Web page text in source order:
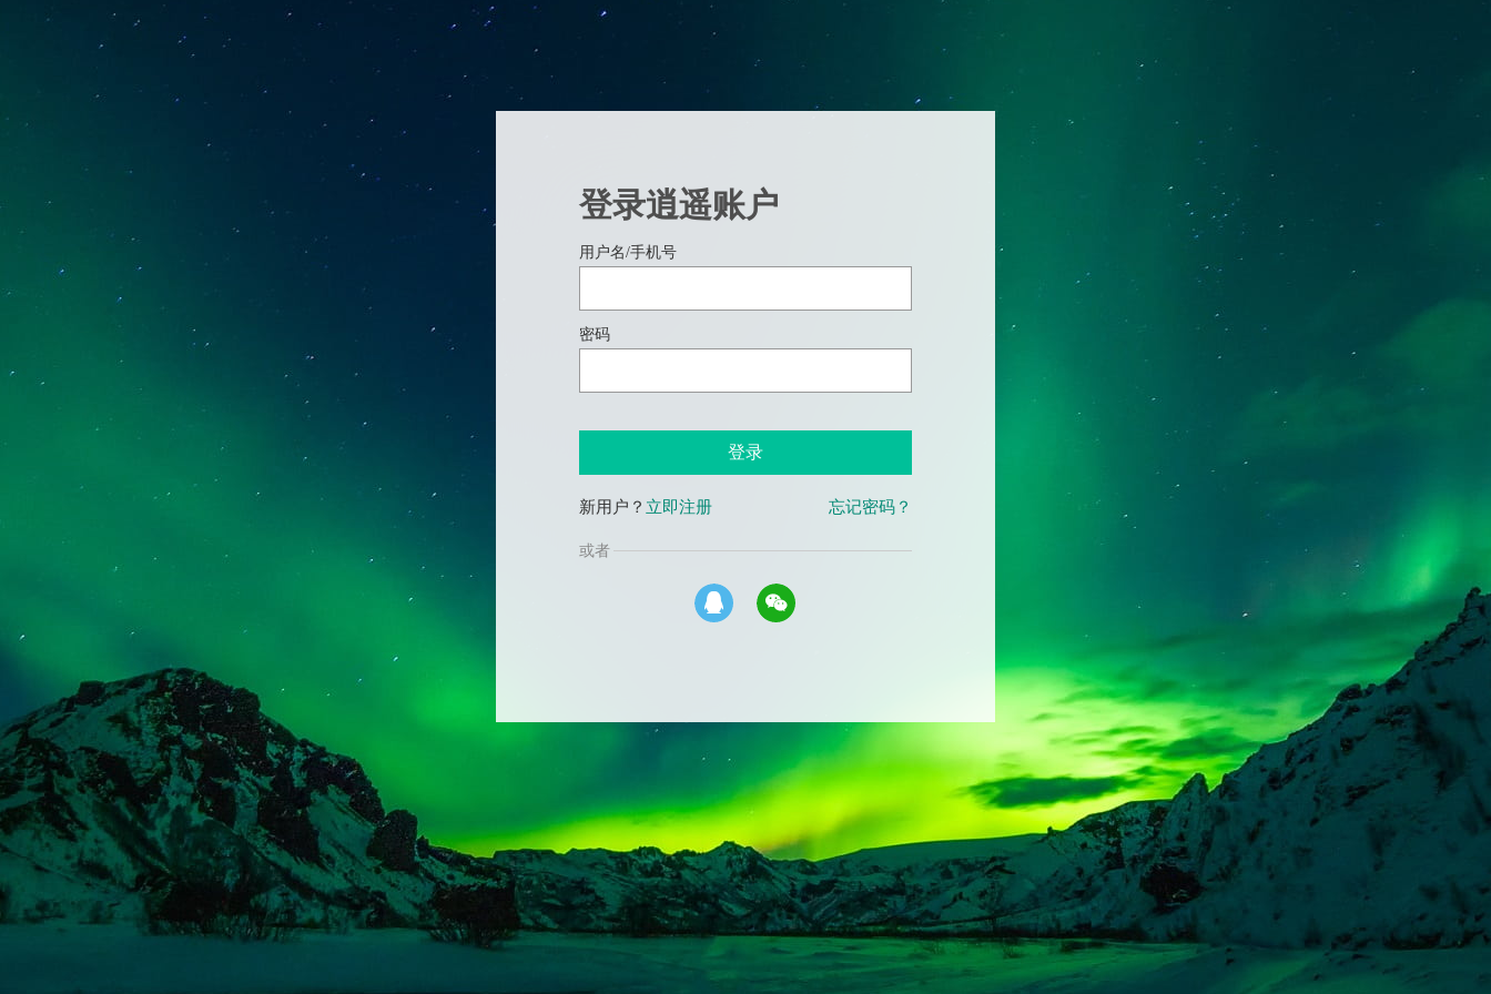
登录逍遥账户
用户名/手机号
密码
登录
新用户？ 立即注册 忘记密码？
或者